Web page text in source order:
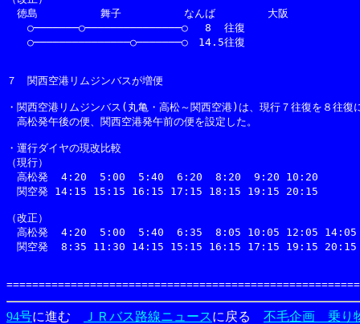
94号に進む ＪＲバス路線ニュースに戻る 不毛企画 乗り